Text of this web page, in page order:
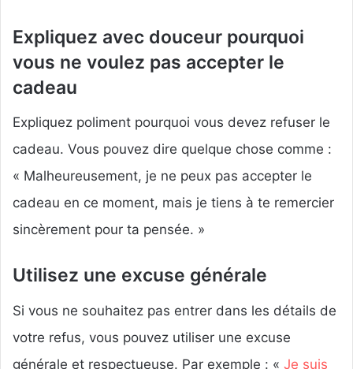
Expliquez avec douceur pourquoi
vous ne voulez pas accepter le
cadeau
Expliquez poliment pourquoi vous devez refuser le
cadeau. Vous pouvez dire quelque chose comme :
« Malheureusement, je ne peux pas accepter le
cadeau en ce moment, mais je tiens à te remercier
sincèrement pour ta pensée. »
Utilisez une excuse générale
Si vous ne souhaitez pas entrer dans les détails de
votre refus, vous pouvez utiliser une excuse
générale et respectueuse. Par exemple : « Je suis